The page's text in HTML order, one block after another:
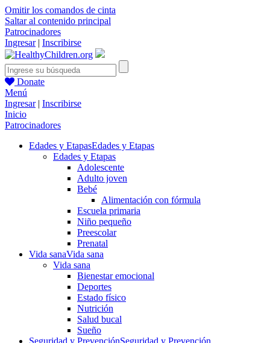
Omitir los comandos de cinta
Saltar al contenido principal
Patrocinadores
Ingresar| Inscribirse
Donate
Menú
Ingresar| Inscribirse
Inicio
Patrocinadores
Edades y EtapasEdades y Etapas
Edades y Etapas
Adolescente
Adulto joven
Bebé
Alimentación con fórmula
Escuela primaria
Niño pequeño
Preescolar
Prenatal
Vida sanaVida sana
Vida sana
Bienestar emocional
Deportes
Estado físico
Nutrición
Salud bucal
Sueño
Seguridad y PrevenciónSeguridad y Prevención